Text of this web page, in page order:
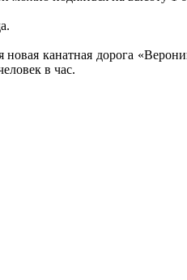
канатная дорога
в час.